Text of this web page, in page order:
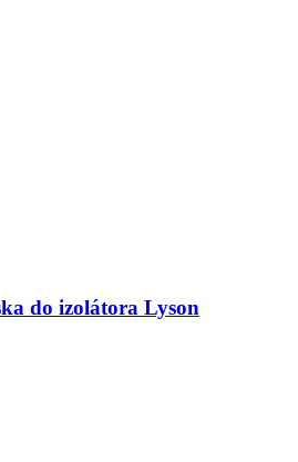
do izolátora Lyson